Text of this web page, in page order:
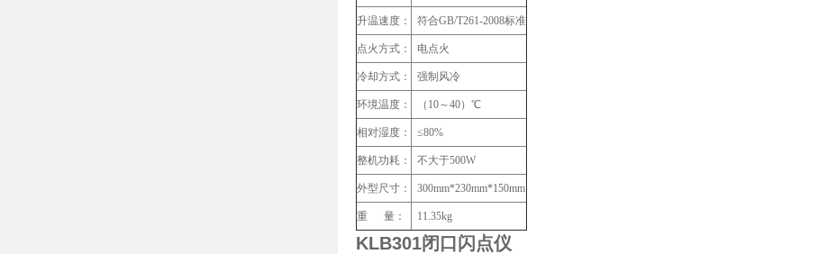
升温速度： 符合GB/T261-2008标准
点火方式： 电点火
冷却方式： 强制风冷
环境温度： （10～40）℃
相对湿度： ≤80%
整机功耗： 不大于500W
外型尺寸： 300mm*230mm*150mm
重 量： 11.35kg
KLB301闭口闪点仪